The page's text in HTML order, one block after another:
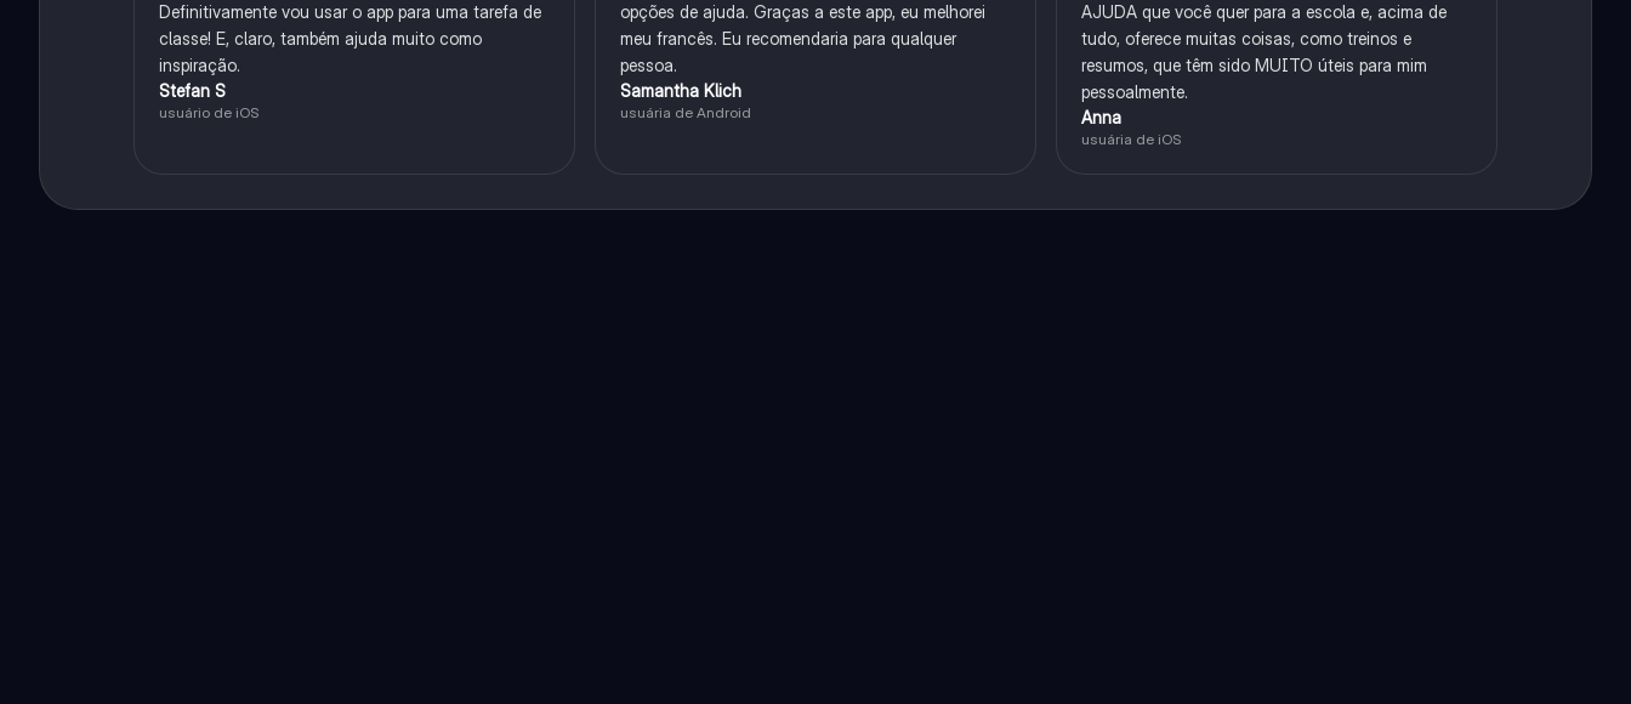
Definitivamente vou usar o app para uma tarefa de
classe! E, claro, também ajuda muito como
inspiração.
Stefan S
usuário de iOS
opções de ajuda. Graças a este app, eu melhorei
meu francês. Eu recomendaria para qualquer
pessoa.
Samantha Klich
usuária de Android
AJUDA que você quer para a escola e, acima de
tudo, oferece muitas coisas, como treinos e
resumos, que têm sido MUITO úteis para mim
pessoalmente.
Anna
usuária de iOS